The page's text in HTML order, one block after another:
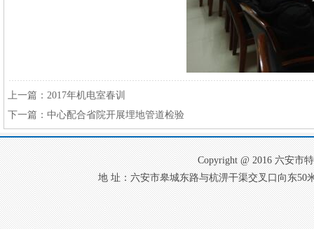
上一篇： 2017年机电室春训
下一篇： 中心配合省院开展埋地管道检验
Copyright @ 2016 六安市
地 址：六安市皋城东路与杭淠干渠交叉口向东50